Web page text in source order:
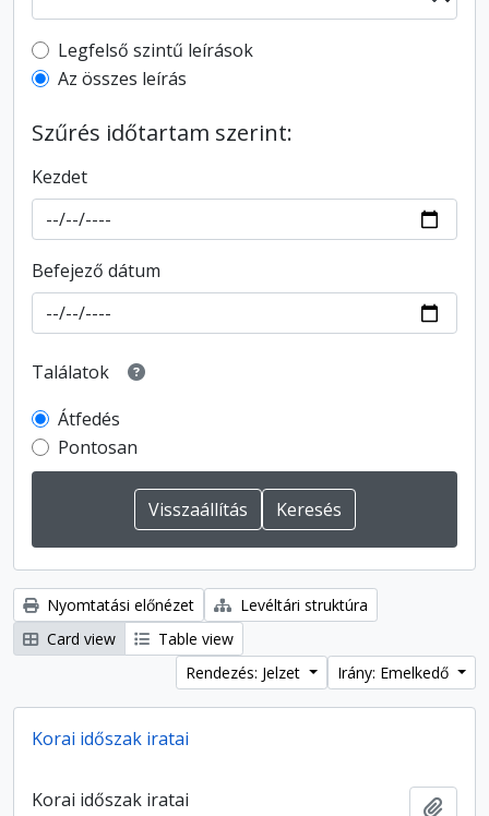
Top-level description filter
Legfelső szintű leírások
Az összes leírás
Szűrés időtartam szerint:
Kezdet
Befejező dátum
Találatok
Átfedés
Pontosan
Nyomtatási előnézet
Levéltári struktúra
Card view
Table view
Rendezés: Jelzet
Irány: Emelkedő
Korai időszak iratai
Korai időszak iratai